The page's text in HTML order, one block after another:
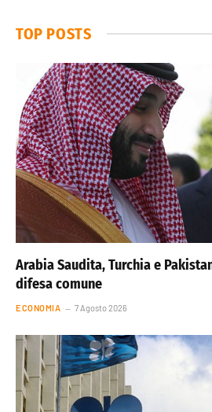
TOP POSTS
Arabia Saudita, Turchia e
difesa comune
ECONOMIA 7 Agosto 2026